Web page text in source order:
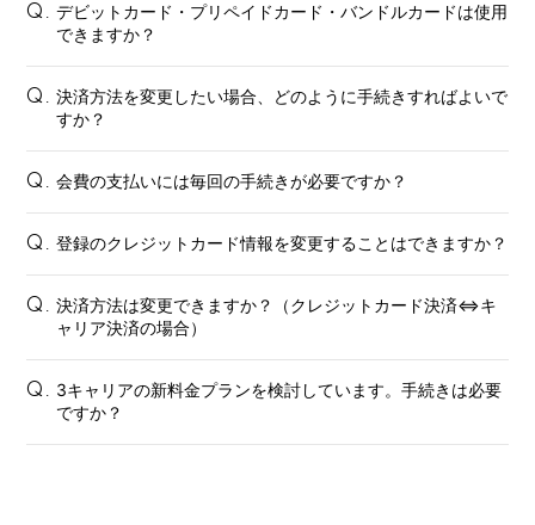
会員登録 ログイン
Member's Movie
Q. デビットカード・プリペイドカード・バンドルカードは使用
できますか？
Q. 決済方法を変更したい場合、どのように手続きすればよいで
すか？
Q. 会費の支払いには毎回の手続きが必要ですか？
Q. 登録のクレジットカード情報を変更することはできますか？
Q. 決済方法は変更できますか？（クレジットカード決済⇔キ
ャリア決済の場合）
Q. 3キャリアの新料金プランを検討しています。手続きは必要
ですか？